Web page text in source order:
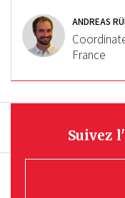
ANDREAS
France
Suivez